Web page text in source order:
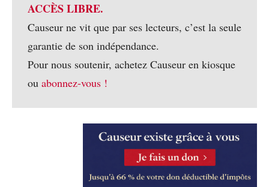
ACCÈS LIBRE.
Causeur ne vit que par ses lecteurs, c’est la seule
garantie de son indépendance.
Pour nous soutenir, achetez Causeur en kiosque
ou abonnez-vous !